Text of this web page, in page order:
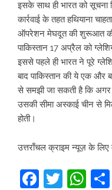
इसके साथ ही भारत को सूचना
कार्रवाई के तहत हथियाना
ऑपरेशन मेघदूत की शुरूआत की
पाकिस्तान 17 अप्रैल को
इससे पहले ही भारत ने पूरे
बाद पाकिस्तान की ये एक और
से समझी जा सकती है कि अगर
उसकी सीमा अस्काई चीन से
होती।
उत्तराँचल क्राइम न्यूज़ के लिए
Facebook
Twitter